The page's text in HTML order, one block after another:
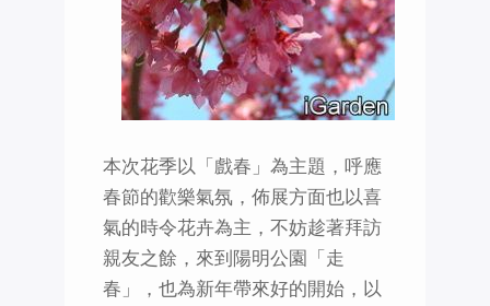
本次花季以「戲春」為主題，呼應
春節的歡樂氣氛，佈展方面也以喜
氣的時令花卉為主，不妨趁著拜訪
親友之餘，來到陽明公園「走
春」，也為新年帶來好的開始，以